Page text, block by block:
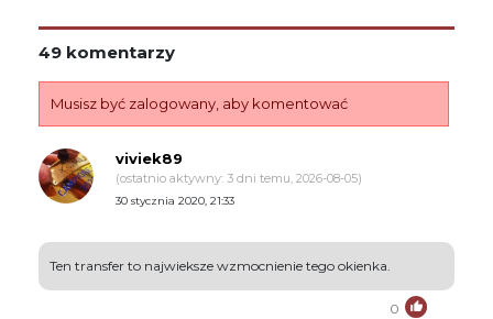
49 komentarzy
Musisz być zalogowany, aby komentować
viviek89
(ostatnio aktywny: 3 dni temu, 2026-08-05)
30 stycznia 2020, 21:33
Ten transfer to najwieksze wzmocnienie tego okienka.
0